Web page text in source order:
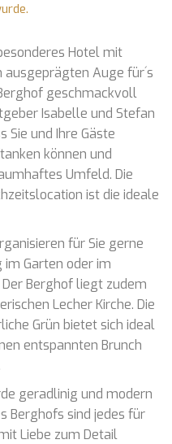
Hotel mit
ausgeprägten Auge für´s
geschmackvoll
Isabelle und Stefan
Sie und Ihre Gäste
können und
Umfeld. Die
ist die ideale
für Sie gerne
Garten oder im
Berghof liegt zudem
Lecher Kirche. Die
Grün bietet sich ideal
entspannten Brunch
geradlinig und modern
Berghofs sind jedes für
Liebe zum Detail